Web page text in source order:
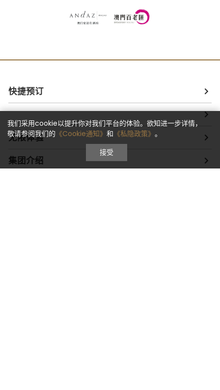
我们采用cookie以提升你对我们平台的体验。欲知进一步详情，
敬请参阅我们的 《Cookie通知》 和 《私隐政策》 。
接受
快捷预订
无限体验
集团介绍